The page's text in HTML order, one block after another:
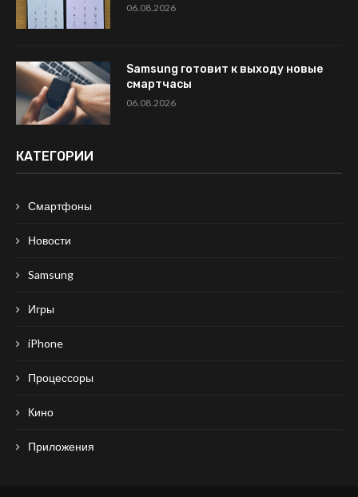
06.08.2026
Samsung готовит к выходу новые
смартчасы
06.08.2026
КАТЕГОРИИ
Смартфоны
Новости
Samsung
Игры
iPhone
Процессоры
Кино
Приложения